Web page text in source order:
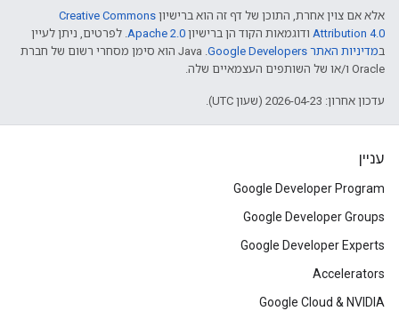
אלא אם צוין אחרת, התוכן של דף זה הוא ברישיון Creative Commons
Attribution 4.0 ודוגמאות הקוד הן ברישיון Apache 2.0. לפרטים, ניתן לעיין
במדיניות האתר Google Developers‏
.‏ Java הוא סימן מסחרי רשום של חברת
Oracle ו/או של השותפים העצמאיים שלה.
עדכון אחרון: 2026-04-23 (שעון UTC).
עניין
Google Developer Program
Google Developer Groups
Google Developer Experts
Accelerators
Google Cloud & NVIDIA